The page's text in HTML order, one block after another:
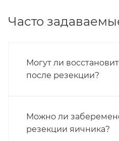
Часто
Могут ли
после резекции?
Можно ли
резекции яичника?